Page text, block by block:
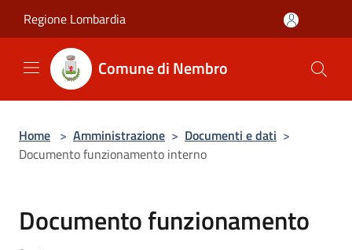
Regione Lombardia
Comune di Nembro
Home > Amministrazione > Documenti e dati >
Documento funzionamento interno
Documento funzionamento